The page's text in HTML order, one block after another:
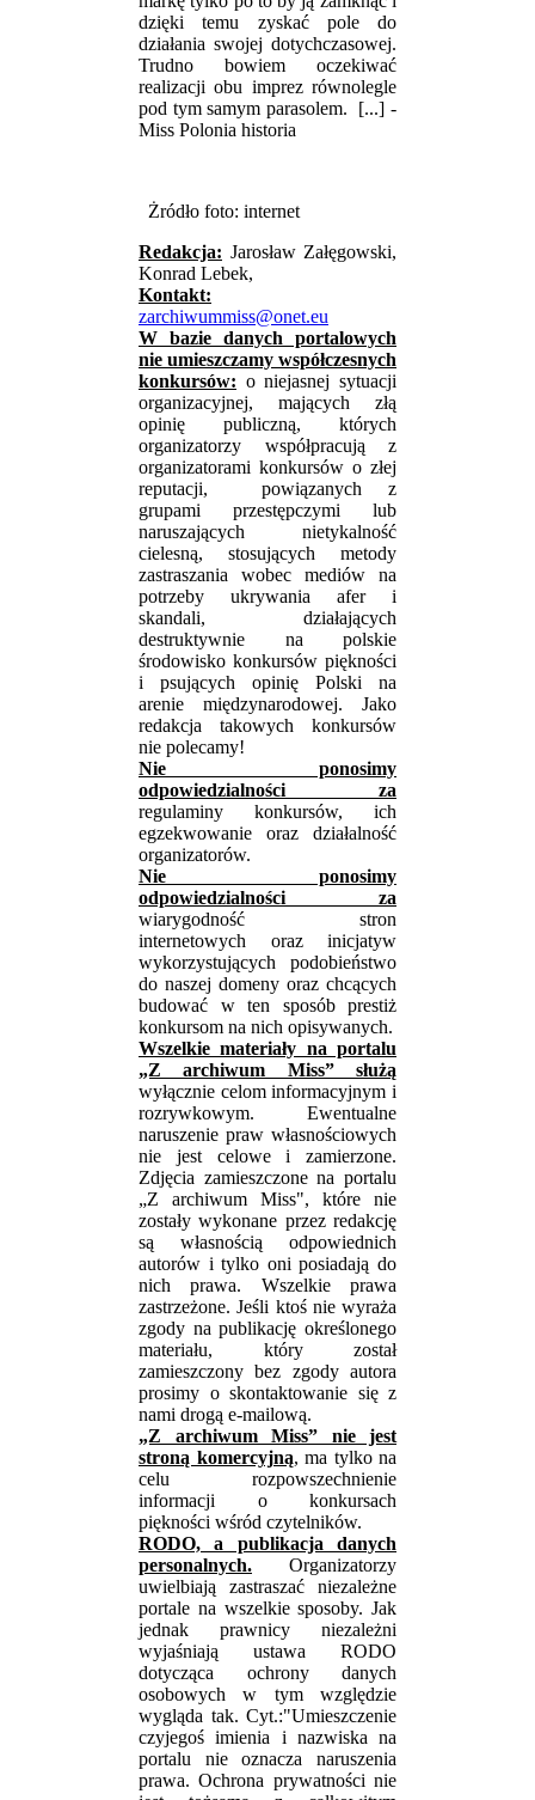
dzięki temu zyskać pole do
działania swojej dotychczasowej.
Trudno bowiem oczekiwać
realizacji obu imprez równolegle
pod tym samym parasolem.
[...] -
Miss Polonia historia
Żródło foto: internet
Redakcja: Jarosław Załęgowski,
Konrad Lebek,
Kontakt:
zarchiwummiss@onet.eu
W bazie danych portalowych
nie umieszczamy współczesnych
konkursów: o niejasnej sytuacji
organizacyjnej, mających złą
opinię publiczną, których
organizatorzy współpracują z
organizatorami konkursów o złej
reputacji, powiązanych z
grupami przestępczymi lub
naruszających nietykalność
cielesną, stosujących metody
zastraszania wobec mediów na
potrzeby ukrywania afer i
skandali, działających
destruktywnie na polskie
środowisko konkursów piękności
i psujących opinię Polski na
arenie międzynarodowej. Jako
redakcja takowych konkursów
nie polecamy!
Nie ponosimy
odpowiedzialności za
regulaminy konkursów, ich
egzekwowanie oraz działalność
organizatorów.
Nie ponosimy
odpowiedzialności za
wiarygodność stron
internetowych oraz inicjatyw
wykorzystujących podobieństwo
do naszej domeny oraz chcących
budować w ten sposób prestiż
konkursom na nich opisywanych.
Wszelkie materiały na portalu
„Z archiwum Miss” służą
wyłącznie celom informacyjnym i
rozrywkowym. Ewentualne
naruszenie praw własnościowych
nie jest celowe i zamierzone.
Zdjęcia zamieszczone na portalu
„Z archiwum Miss", które nie
zostały wykonane przez redakcję
są własnością odpowiednich
autorów i tylko oni posiadają do
nich prawa. Wszelkie prawa
zastrzeżone. Jeśli ktoś nie wyraża
zgody na publikację określonego
materiału, który został
zamieszczony bez zgody autora
prosimy o skontaktowanie się z
nami drogą e-mailową.
„Z archiwum Miss” nie jest
stroną komercyjną, ma tylko na
celu rozpowszechnienie
informacji o konkursach
piękności wśród czytelników.
RODO, a publikacja danych
personalnych. Organizatorzy
uwielbiają zastraszać niezależne
portale na wszelkie sposoby. Jak
jednak prawnicy niezależni
wyjaśniają ustawa RODO
dotycząca ochrony danych
osobowych w tym względzie
wygląda tak. Cyt.:"Umieszczenie
czyjegoś imienia i nazwiska na
portalu nie oznacza naruszenia
prawa. Ochrona prywatności nie